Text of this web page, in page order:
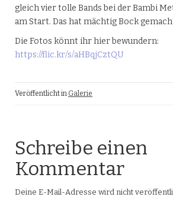
gleich vier tolle Bands bei der Bambi
am Start. Das hat mächtig Bock
Die Fotos könnt ihr hier bewundern:
https://flic.kr/s/aHBqjCztQU
Veröffentlicht in Galerie
Schreibe einen
Kommentar
Deine E-Mail-Adresse wird nicht